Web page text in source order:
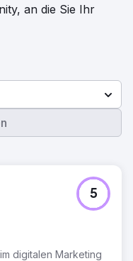
an die Sie Ihr
digitalen Marketing
5